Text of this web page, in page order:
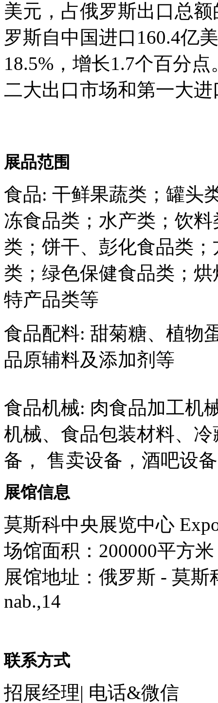
美元，占俄罗斯出口总
罗斯自中国进口160.4亿
18.5%，增长1.7个百分
二大出口市场和第一大
展品范围
食品: 干鲜果蔬类；罐头
冻食品类；水产类；饮
类；饼干、彭化食品类
类；绿色保健食品类；
特产品类等
食品配料: 甜菊糖、植物
品原辅料及添加剂等
食品机械: 肉食品加工机
机械、食品包装材料、
备， 售卖设备，酒吧设
展馆信息
莫斯科中央展览中心
场馆面积：200000平方米
展馆地址：俄罗斯 - 莫斯
nab.,14
联系方式
招展经理| 电话&微信